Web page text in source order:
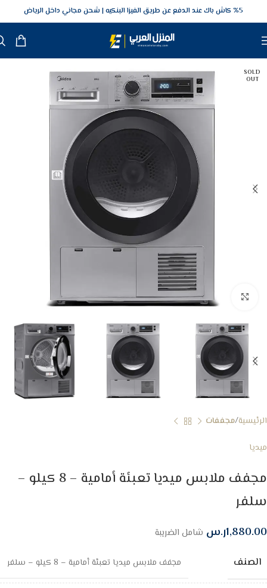
5‎% كاش باك عند الدفع عن طريق الفيزا البنكيه شحن مجاني داخل الرياض
SOLD
OUT
Click to enlarge
الرئيسية مجففات
ميديا
مجفف ملابس ميديا تعبئة أمامية – 8 كيلو –
سلفر
1,880.00ر.س شامل الضريبة
الصنف مجفف ملابس ميديا تعبئة أمامية – 8 كيلو – سلفر